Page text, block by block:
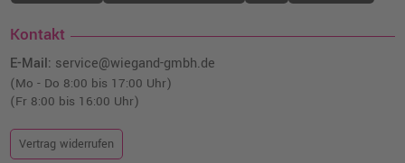
Kontakt
E-Mail: service@wiegand-gmbh.de
(Mo - Do 8:00 bis 17:00 Uhr)
(Fr 8:00 bis 16:00 Uhr)
Vertrag widerrufen